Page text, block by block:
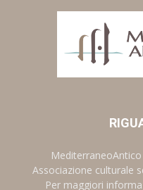
Associazione culturale
Per maggiori